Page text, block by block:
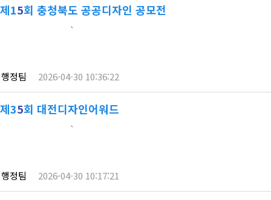
아이디어만 있다면 3분 컷 접수! (구글폼 제출)
공모분야: 캐릭터 IP 활용 콘텐츠(굿즈, 이모티콘,
웹툰, 영상 등 자유 형식)진행방식: 6주간 온라인 본선
제15회 충청북도 공공디자인 공모전
`
행정팀 2026-04-30 10:36:22
제35회 대전디자인어워드
`
행정팀 2026-04-30 10:17:21